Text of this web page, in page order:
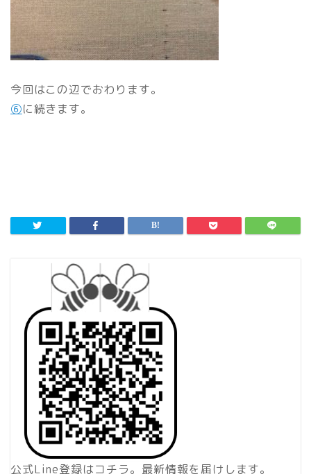
今回はこの辺でおわります。
⑥に続きます。
公式Line登録はコチラ。最新情報を届けします。